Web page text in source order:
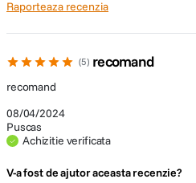
Raporteaza recenzia
5 recomand
08/04/2024
Puscas
Achizitie verificata
recomand
V-a fost de ajutor aceasta recenzie?